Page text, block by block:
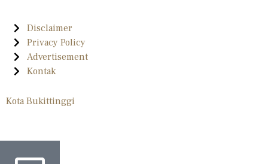
Disclaimer
Privacy Policy
Advertisement
Kontak
Kota Bukittinggi